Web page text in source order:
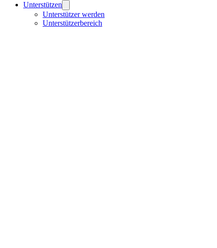
Unterstützen
Unterstützer werden
Unterstützerbereich